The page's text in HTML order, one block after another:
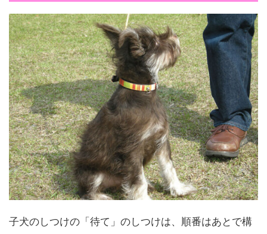
子犬のしつけの「待て」のしつけは、順番はあとで構